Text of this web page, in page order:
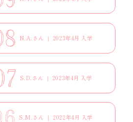
N.A.さん ｜ 2023年4月 入学
S.D.さん ｜ 2023年4月 入学
S.M.さん ｜ 2022年4月 入学